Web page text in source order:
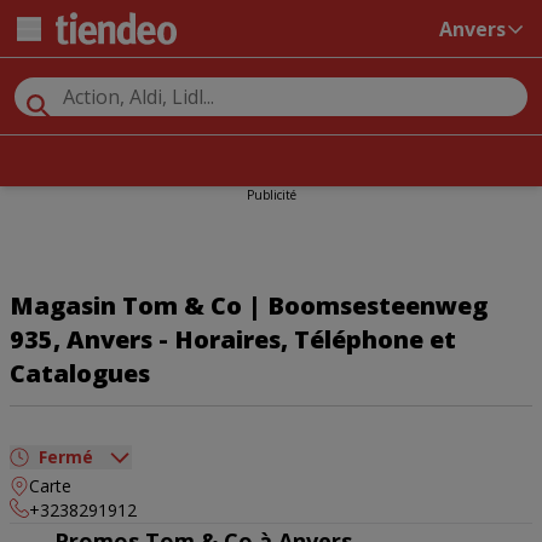
Anvers
Publicité
Magasin Tom & Co | Boomsesteenweg
935, Anvers - Horaires, Téléphone et
Catalogues
Fermé
dimanche
lundi
Carte
+3238291912